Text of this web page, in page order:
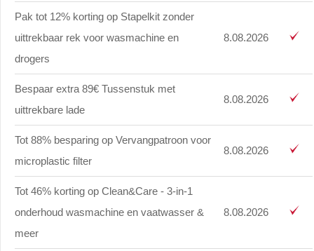
Pak tot 12% korting op Stapelkit zonder
uittrekbaar rek voor wasmachine en
drogers
8.08.2026
Bespaar extra 89€ Tussenstuk met
uittrekbare lade
8.08.2026
Tot 88% besparing op Vervangpatroon voor
microplastic filter
8.08.2026
Tot 46% korting op Clean&Care - 3-in-1
onderhoud wasmachine en vaatwasser &
meer
8.08.2026